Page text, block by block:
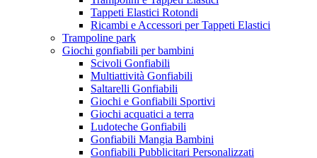
Tappeti Elastici Rotondi
Ricambi e Accessori per Tappeti Elastici
Trampoline park
Giochi gonfiabili per bambini
Scivoli Gonfiabili
Multiattività Gonfiabili
Saltarelli Gonfiabili
Giochi e Gonfiabili Sportivi
Giochi acquatici a terra
Ludoteche Gonfiabili
Gonfiabili Mangia Bambini
Gonfiabili Pubblicitari Personalizzati